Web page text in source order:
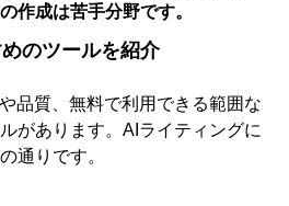
作成は苦手分野です。
のツールを紹介
品質、無料で利用できる範囲な
があります。AIライティングに
通りです。